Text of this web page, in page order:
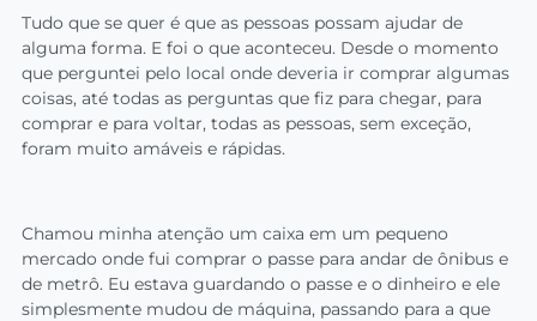
Tudo que se quer é que as pessoas possam ajudar de
alguma forma. E foi o que aconteceu. Desde o momento
que perguntei pelo local onde deveria ir comprar algumas
coisas, até todas as perguntas que fiz para chegar, para
comprar e para voltar, todas as pessoas, sem exceção,
foram muito amáveis e rápidas.
Chamou minha atenção um caixa em um pequeno
mercado onde fui comprar o passe para andar de ônibus e
de metrô. Eu estava guardando o passe e o dinheiro e ele
simplesmente mudou de máquina, passando para a que